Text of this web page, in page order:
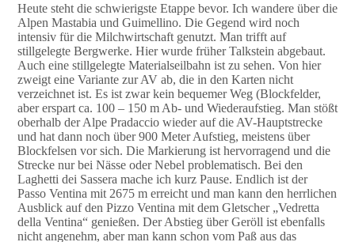
Heute steht die schwierigste Etappe bevor. Ich wandere über die
Alpen Mastabia und Guimellino. Die Gegend wird noch
intensiv für die Milchwirtschaft genutzt. Man trifft auf
stillgelegte Bergwerke. Hier wurde früher Talkstein abgebaut.
Auch eine stillgelegte Materialseilbahn ist zu sehen. Von hier
zweigt eine Variante zur AV ab, die in den Karten nicht
verzeichnet ist. Es ist zwar kein bequemer Weg (Blockfelder,
aber erspart ca. 100 – 150 m Ab- und Wiederaufstieg. Man stößt
oberhalb der Alpe Pradaccio wieder auf die AV-Hauptstrecke
und hat dann noch über 900 Meter Aufstieg, meistens über
Blockfelsen vor sich. Die Markierung ist hervorragend und die
Strecke nur bei Nässe oder Nebel problematisch. Bei den
Laghetti dei Sassera mache ich kurz Pause. Endlich ist der
Passo Ventina mit 2675 m erreicht und man kann den herrlichen
Ausblick auf den Pizzo Ventina mit dem Gletscher „Vedretta
della Ventina“ genießen. Der Abstieg über Geröll ist ebenfalls
nicht angenehm, aber man kann schon vom Paß aus das